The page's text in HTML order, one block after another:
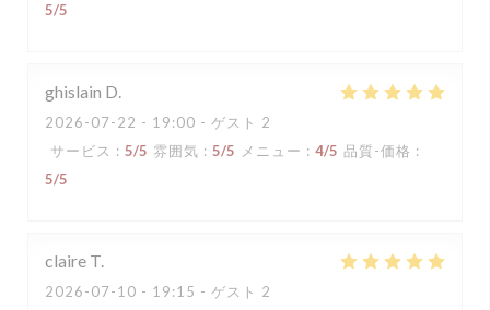
5/5
ghislain D
2026-07-22 - 19:00 - ゲスト 2
サービス : 5/5 雰囲気 : 5/5 メニュー : 4/5 品質-価格 :
5/5
claire T
2026-07-10 - 19:15 - ゲスト 2